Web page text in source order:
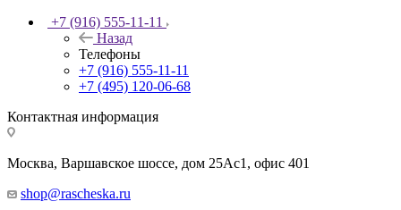
+7 (916) 555-11-11
Назад
Телефоны
+7 (916) 555-11-11
+7 (495) 120-06-68
Контактная информация
Москва, Варшавское шоссе, дом 25Аc1, офис 401
shop@rascheska.ru